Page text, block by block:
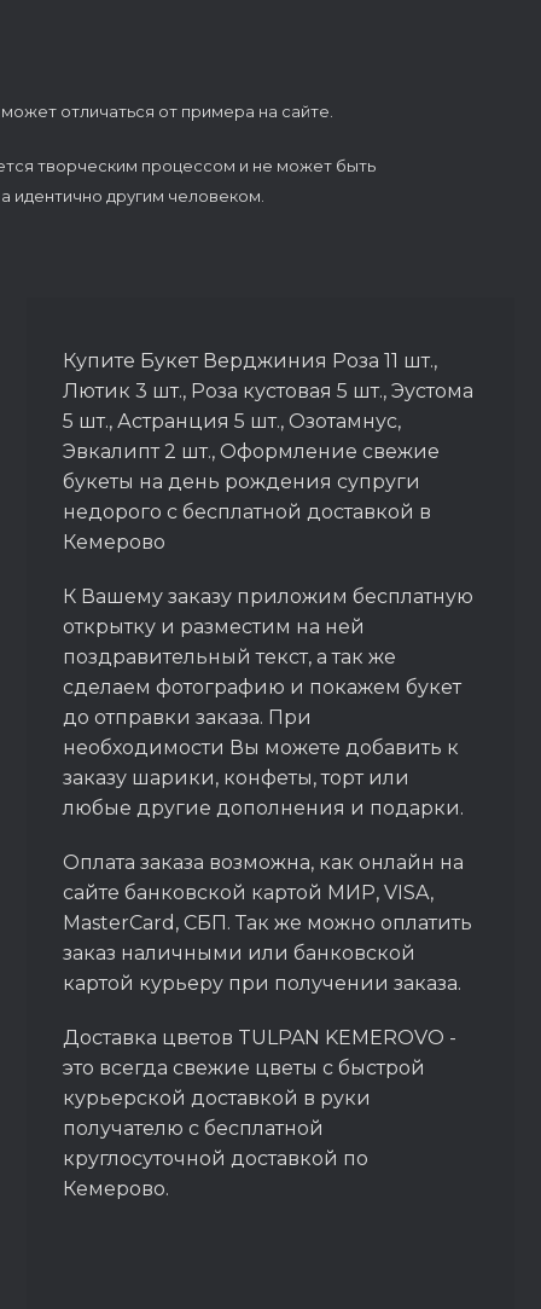
отличаться от примера на сайте.
творческим процессом и не может быть
идентично другим человеком.
Купите Букет Верджиния Роза 11 шт.,
Лютик 3 шт., Роза кустовая 5 шт., Эустома
5 шт., Астранция 5 шт., Озотамнус,
Эвкалипт 2 шт., Оформление свежие
букеты на день рождения супруги
недорого с бесплатной доставкой в
Кемерово
К Вашему заказу приложим бесплатную
открытку и разместим на ней
поздравительный текст, а так же
сделаем фотографию и покажем букет
до отправки заказа. При
необходимости Вы можете добавить к
заказу шарики, конфеты, торт или
любые другие дополнения и подарки.
Оплата заказа возможна, как онлайн на
сайте банковской картой МИР, VISA,
MasterCard, СБП. Так же можно оплатить
заказ наличными или банковской
картой курьеру при получении заказа.
Доставка цветов TULPAN KEMEROVO -
это всегда свежие цветы с быстрой
курьерской доставкой в руки
получателю с бесплатной
круглосуточной доставкой по
Кемерово.